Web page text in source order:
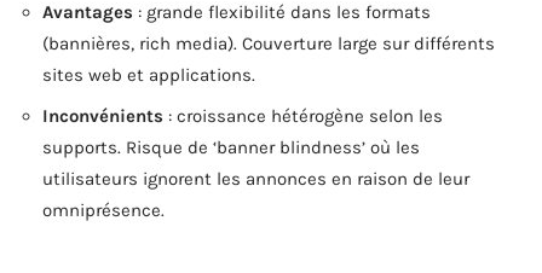
Avantages : grande flexibilité dans les formats
(bannières, rich media). Couverture large sur différents
sites web et applications.
Inconvénients : croissance hétérogène selon les
supports. Risque de ‘banner blindness’ où les
utilisateurs ignorent les annonces en raison de leur
omniprésence.